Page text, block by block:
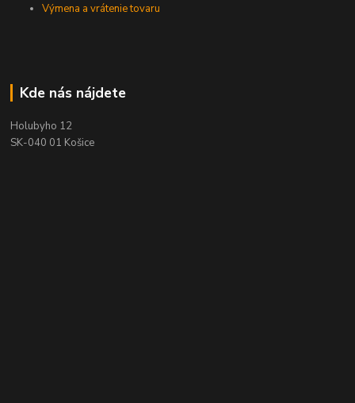
Výmena a vrátenie tovaru
Kde nás nájdete
Holubyho 12
SK-040 01 Košice